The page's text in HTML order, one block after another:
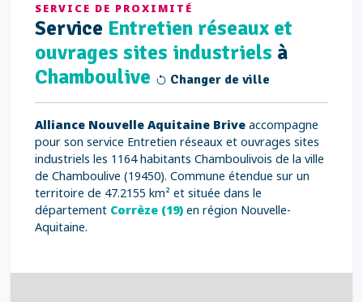
SERVICE DE PROXIMITÉ
Service Entretien réseaux et
ouvrages sites industriels à
Chamboulive
Changer de ville
Alliance Nouvelle Aquitaine Brive accompagne
pour son service Entretien réseaux et ouvrages sites
industriels les 1164 habitants Chamboulivois de la ville
de Chamboulive (19450). Commune étendue sur un
territoire de 47.2155 km² et située dans le
département Corrèze (19) en région Nouvelle-
Aquitaine.